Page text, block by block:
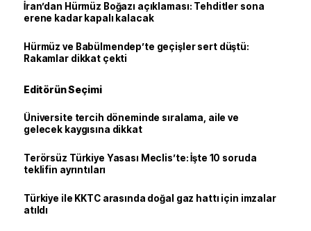
İran’dan Hürmüz Boğazı açıklaması: Tehditler sona
erene kadar kapalı kalacak
Hürmüz ve Babülmendep’te geçişler sert düştü:
Rakamlar dikkat çekti
Editörün Seçimi
Üniversite tercih döneminde sıralama, aile ve
gelecek kaygısına dikkat
Terörsüz Türkiye Yasası Meclis’te: İşte 10 soruda
teklifin ayrıntıları
Türkiye ile KKTC arasında doğal gaz hattı için imzalar
atıldı